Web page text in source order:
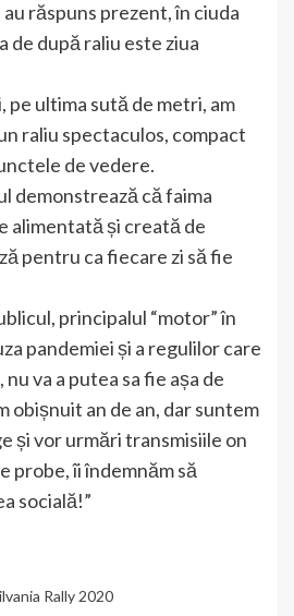
răspuns prezent, în ciuda
de după raliu este ziua
pe ultima sută de metri, am
raliu spectaculos, compact
de vedere.
demonstrează că faima
alimentată și creată de
pentru ca fiecare zi să fie
principalul “motor” în
pandemiei și a regulilor care
va a putea sa fie așa de
obișnuit an de an, dar suntem
și vor urmări transmisiile on
probe, îi îndemnăm să
socială!”
Rally 2020